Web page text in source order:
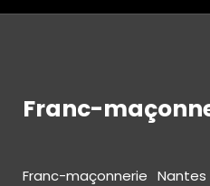
Franc-
Franc-maçonnerie